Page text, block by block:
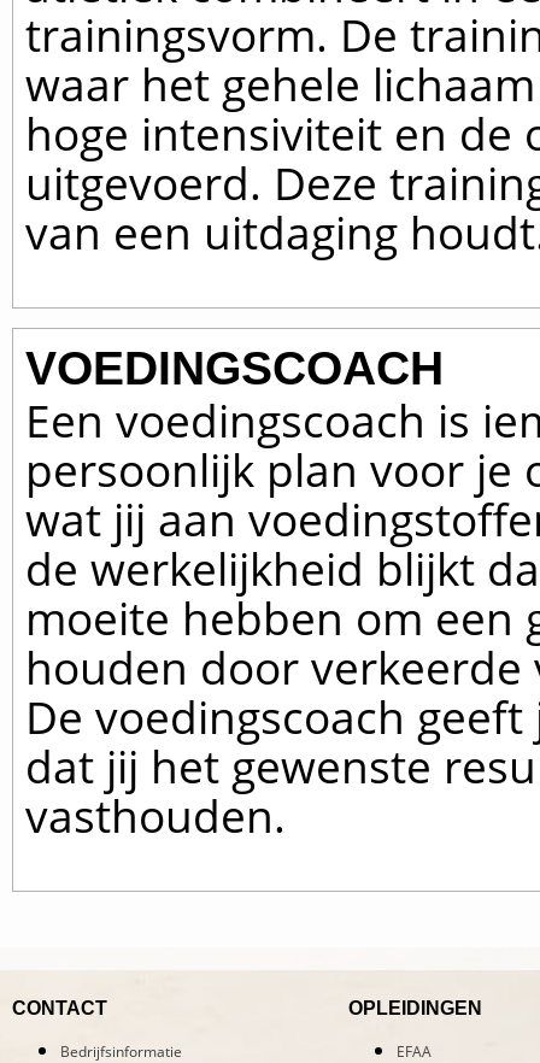
trainingsvorm. De
waar het gehele
hoge intensiviteit en de
uitgevoerd. Deze
van een uitdaging
VOEDINGSCOACH
Een voedingscoach is
persoonlijk plan voor je
wat jij aan
de werkelijkheid blijkt
moeite hebben om een
houden door
De voedingscoach
dat jij het gewenste
vasthouden.
CONTACT
Bedrijfsinformatie
OPLEIDINGEN
EFAA